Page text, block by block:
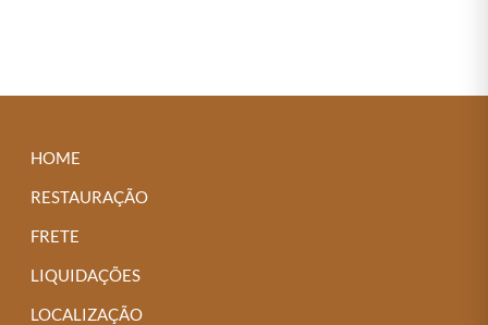
HOME
RESTAURAÇÃO
FRETE
LIQUIDAÇÕES
LOCALIZAÇÃO